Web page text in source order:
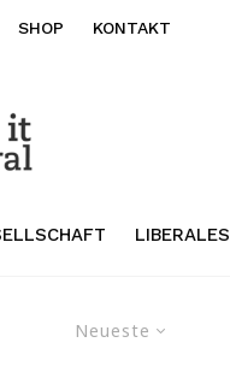
SHOP KONTAKT
LIBERALES
Neueste